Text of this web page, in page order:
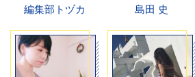
編集部トヅカ 島田 史